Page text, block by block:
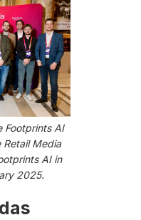
Footprints AI
Media
AI in
2025.